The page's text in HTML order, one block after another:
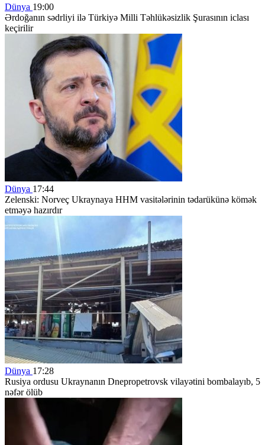
Dünya 19:00
Ərdoğanın sədrliyi ilə Türkiyə Milli Təhlükəsizlik Şurasının iclası
keçirilir
Dünya 17:44
Zelenski: Norveç Ukraynaya HHM vasitələrinin tədarükünə kömək
etməyə hazırdır
Dünya 17:28
Rusiya ordusu Ukraynanın Dnepropetrovsk vilayətini bombalayıb, 5
nəfər ölüb